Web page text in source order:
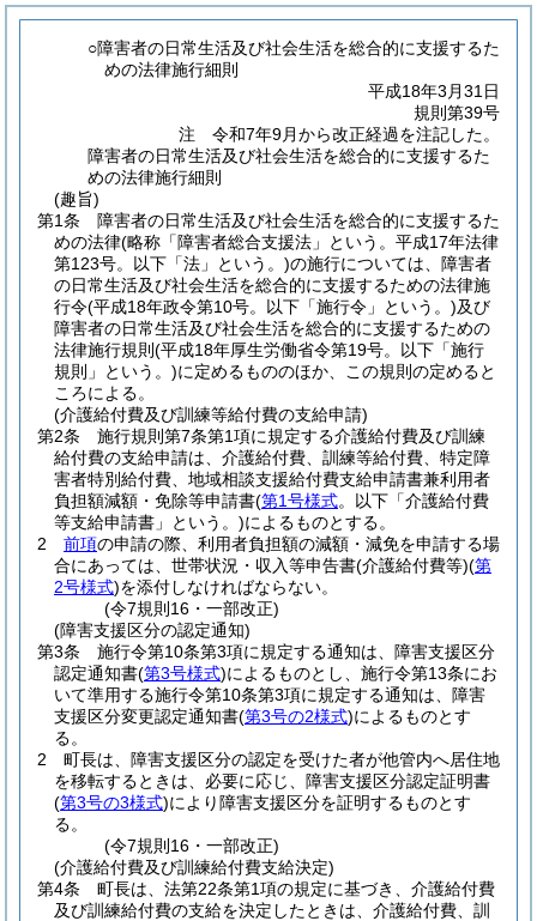
○障害者の日常生活及び社会生活を総合的に支援するた
めの法律施行細則
平成18年3月31日
規則第39号
注 令和7年9月から改正経過を注記した。
障害者の日常生活及び社会生活を総合的に支援するた
めの法律施行細則
(趣旨)
第1条
障害者の日常生活及び社会生活を総合的に支援するた
めの法律(略称「障害者総合支援法」という。平成17年法律
第123号。以下「法」という。)の施行については、障害者
の日常生活及び社会生活を総合的に支援するための法律施
行令(平成18年政令第10号。以下「施行令」という。)及び
障害者の日常生活及び社会生活を総合的に支援するための
法律施行規則 (平成18年厚生労働省令第19号。以下「施行
規則」という。)に定めるもののほか、この規則の定めると
ころによる。
(介護給付費及び訓練等給付費の支給申請)
第2条
施行規則第7条第1項に規定する介護給付費及び訓練
給付費の支給申請は、介護給付費、訓練等給付費、特定障
害者特別給付費、地域相談支援給付費支給申請書兼利用者
負担額減額・免除等申請書(第1号様式。以下「介護給付費
等支給申請書」という。)によるものとする。
2
前項の申請の際、利用者負担額の減額・減免を申請する場
合にあっては、世帯状況・収入等申告書(介護給付費等)(第
2号様式)を添付しなければならない。
(令7規則16・一部改正)
(障害支援区分の認定通知)
第3条
施行令第10条第3項に規定する通知は、障害支援区分
認定通知書(第3号様式)によるものとし、施行令第13条にお
いて準用する施行令第10条第3項に規定する通知は、障害
支援区分変更認定通知書(第3号の2様式)によるものとす
る。
2
町長は、障害支援区分の認定を受けた者が他管内へ居住地
を移転するときは、必要に応じ、障害支援区分認定証明書
(第3号の3様式)により障害支援区分を証明するものとす
る。
(令7規則16・一部改正)
(介護給付費及び訓練給付費支給決定)
第4条
町長は、法第22条第1項の規定に基づき、介護給付費
及び訓練給付費の支給を決定したときは、介護給付費、訓